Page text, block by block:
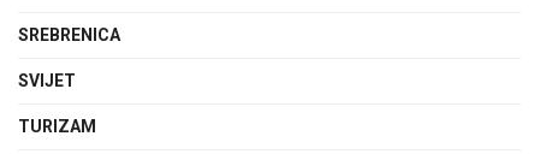
SREBRENICA
SVIJET
TURIZAM